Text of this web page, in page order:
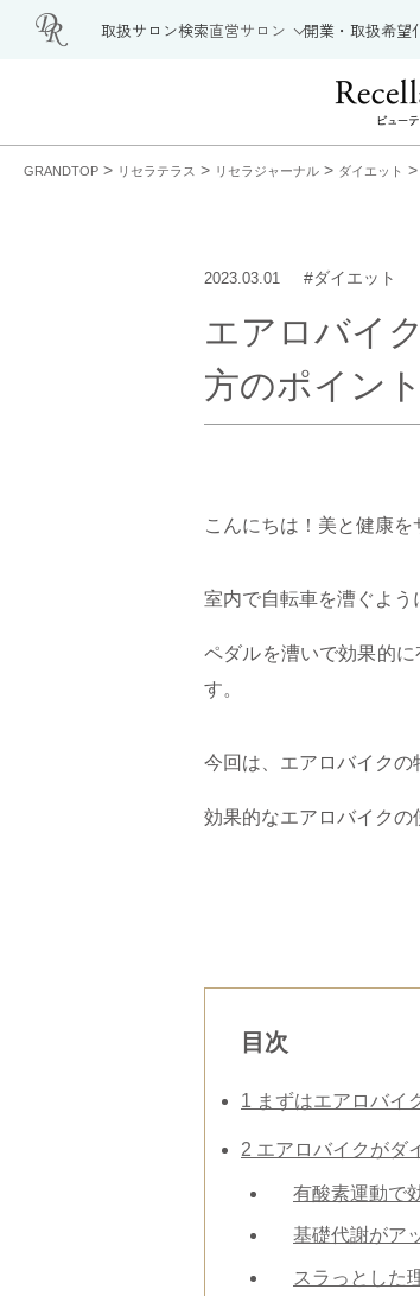
取扱サロン検索直営サロン 開業・取扱希望
GRANDTOP > リセラテラス > リセラジャーナル > ダイエット >
2023.03.01 #ダイエット
エアロバイ
方のポイン
こんにちは！美と健康を
室内で自転車を漕ぐよう
ペダルを漕いで効果的
す。
今回は、エアロバイクの
効果的なエアロバイクの
目次
1 まずはエアロバイ
2 エアロバイクがダ
有酸素運動で
基礎代謝がア
スラっとした